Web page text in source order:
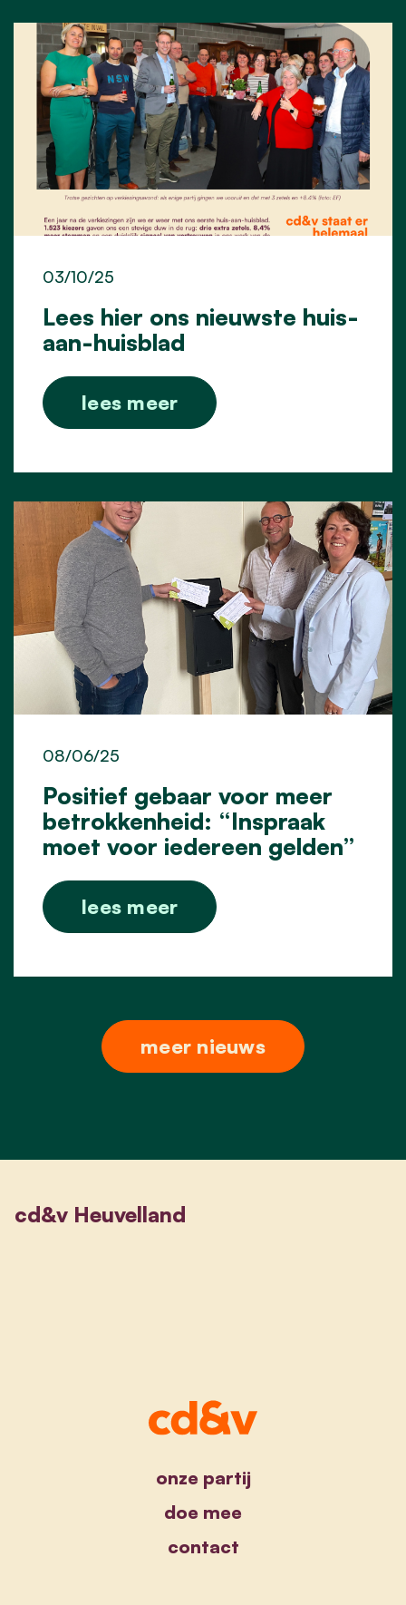
Lees hier ons nieuwste huis-
aan-huisblad
03/10/25
lees meer
Positief gebaar voor meer
betrokkenheid: “Inspraak
moet voor iedereen gelden”
08/06/25
lees meer
meer nieuws
cd&v Heuvelland
onze partij
doe mee
contact